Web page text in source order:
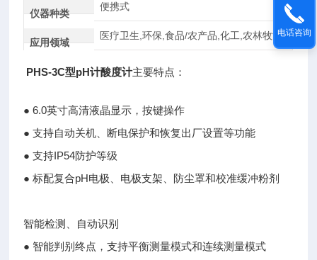
仪器种类
便携式
应用领域
医疗卫生,环保,食品/农产品,化工,农林牧渔
PHS-3C型pH计酸度计主要特点：
● 6.0英寸高清液晶显示，按键操作
● 支持自动关机、断电保护和恢复出厂设置等功能
● 支持IP54防护等级
● 标配复合pH电极、电极支架、防尘罩和校准缓冲粉剂
智能检测、自动识别
● 智能判别终点，支持平衡测量模式和连续测量模式
电话咨询